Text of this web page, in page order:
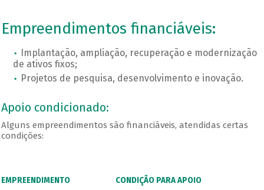
Empreendimentos financiáveis:
Implantação, ampliação, recuperação e modernização
de ativos fixos;
Projetos de pesquisa, desenvolvimento e inovação.
Apoio condicionado:
Alguns empreendimentos são financiáveis, atendidas certas
condições:
EMPREENDIMENTO CONDIÇÃO PARA APOIO